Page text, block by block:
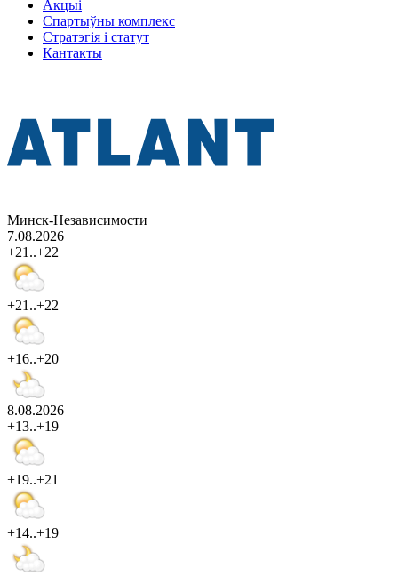
Акцыі
Спартыўны комплекс
Стратэгія і статут
Кантакты
Минск-Независимости
7.08.2026
+21..+22
+21..+22
+16..+20
8.08.2026
+13..+19
+19..+21
+14..+19